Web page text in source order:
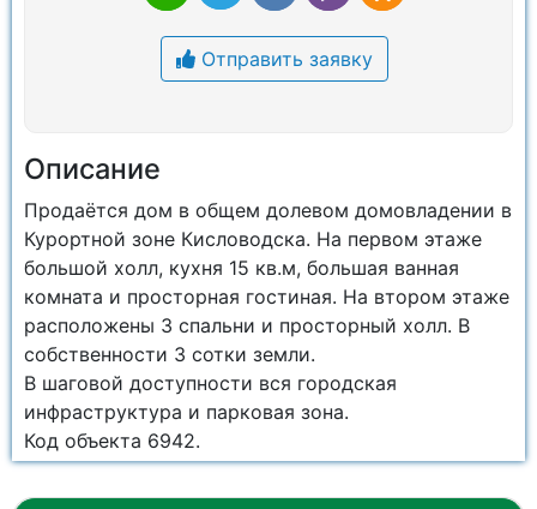
Отправить заявку
Описание
Продаётся дом в общем долевом домовладении в
Курортной зоне Кисловодска. На первом этаже
большой холл, кухня 15 кв.м, большая ванная
комната и просторная гостиная. На втором этаже
расположены 3 спальни и просторный холл. В
собственности 3 сотки земли.
В шаговой доступности вся городская
инфраструктура и парковая зона.
Код объекта 6942.